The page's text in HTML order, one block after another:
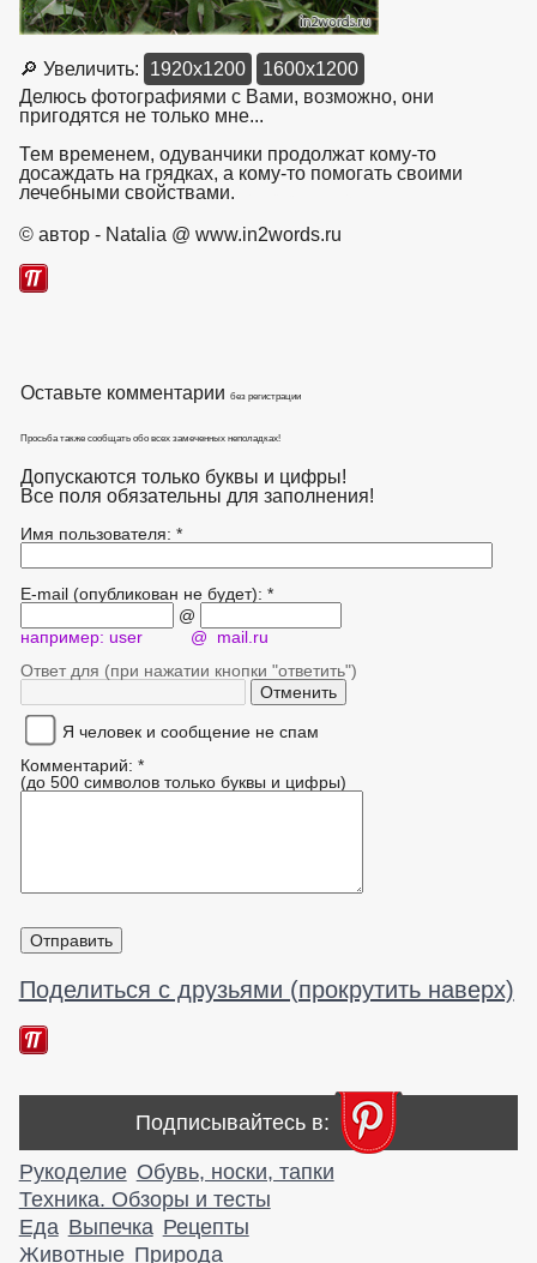
🔎 Увеличить: 1920x1200
1600x1200
Делюсь фотографиями с Вами, возможно, они
пригодятся не только мне...
Тем временем, одуванчики продолжат кому-то
досаждать на грядках, а кому-то помогать своими
лечебными свойствами.
© автор - Natalia @ www.in2words.ru
Оставьте комментарии без регистрации
Просьба также сообщать обо всех замеченных неполадках!
Допускаются только буквы и цифры!
Все поля обязательны для заполнения!
Имя пользователя: *
E-mail (опубликован не будет): *
@
например: user @ mail.ru
Ответ для (при нажатии кнопки "ответить")
Я человек и сообщение не спам
Комментарий: *
(до 500 символов только буквы и цифры)
Поделиться с друзьями (прокрутить наверх)
Подписывайтесь в:
Рукоделие Обувь, носки, тапки
Техника. Обзоры и тесты
Еда Выпечка Рецепты
Животные Природа